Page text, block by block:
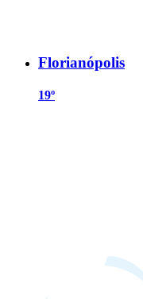
Florianópolis
19º